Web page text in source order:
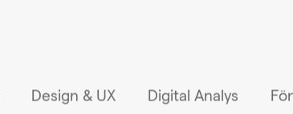
Design & UX Digital Analys